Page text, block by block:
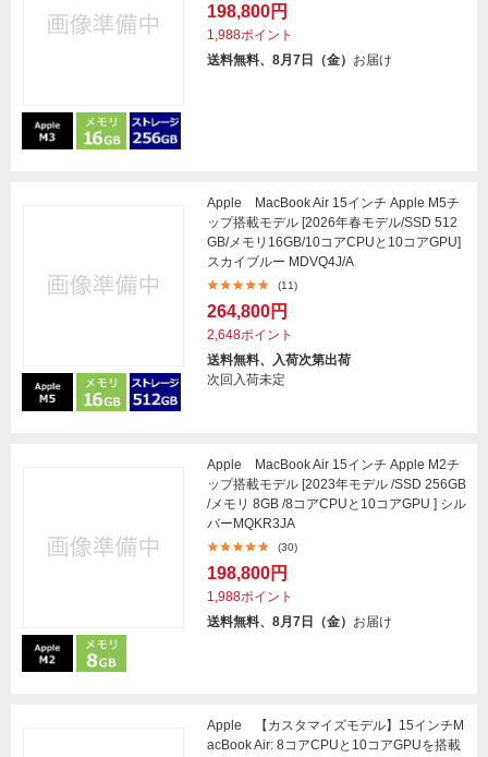
198,800円
1,988ポイント
送料無料、8月7日（金） お届け
Apple MacBook Air 15インチ Apple M5チ
ップ搭載モデル [2026年春モデル/SSD 512
GB/メモリ16GB/10コアCPUと10コアGPU]
スカイブルー MDVQ4J/A
(11)
264,800円
2,648ポイント
送料無料、入荷次第出荷
次回入荷未定
Apple MacBook Air 15インチ Apple M2チ
ップ搭載モデル [2023年モデル /SSD 256GB
/メモリ 8GB /8コアCPUと10コアGPU ] シル
バーMQKR3JA
(30)
198,800円
1,988ポイント
送料無料、8月7日（金） お届け
Apple 【カスタマイズモデル】15インチM
acBook Air: 8コアCPUと10コアGPUを搭載